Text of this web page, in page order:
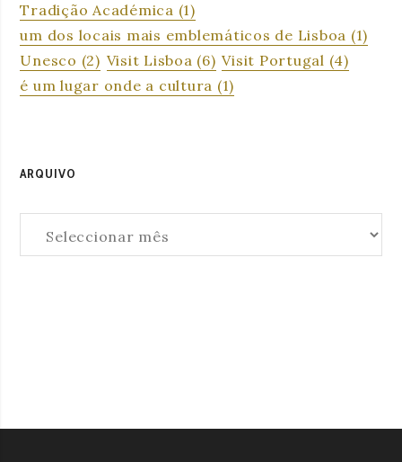
Tradição Académica (1)
um dos locais mais emblemáticos de Lisboa (1)
Unesco (2) Visit Lisboa (6) Visit Portugal (4)
é um lugar onde a cultura (1)
ARQUIVO